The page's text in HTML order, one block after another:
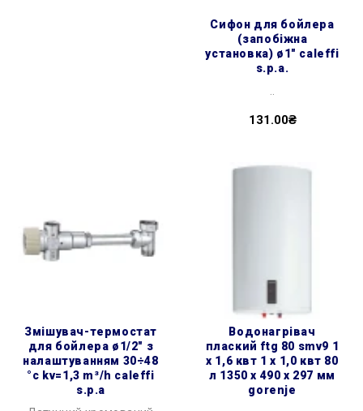
сифон для бойлера
(запобіжна
установка) ø1″ caleffi
s.p.a.
131.00₴
змішувач-термостат
для бойлера ø1/2″ з
налаштуванням 30÷48
°c kv=1,3 m³/h caleffi
s.p.a
водонагрівач
плаский ftg 80 smv9 1
х 1,6 квт 1 х 1,0 квт 80
л 1350 x 490 x 297 мм
gorenje